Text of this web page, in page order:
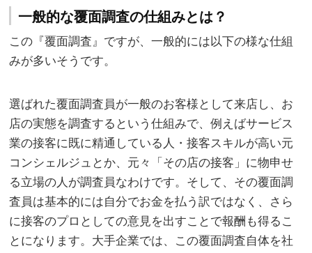
一般的な覆面調査の仕組みとは？
この『覆面調査』ですが、一般的には以下の様な仕組
みが多いそうです。
選ばれた覆面調査員が一般のお客様として来店し、お
店の実態を調査するという仕組みで、例えばサービス
業の接客に既に精通している人・接客スキルが高い元
コンシェルジュとか、元々「その店の接客」に物申せ
る立場の人が調査員なわけです。そして、その覆面調
査員は基本的には自分でお金を払う訳ではなく、さら
に接客のプロとしての意見を出すことで報酬も得るこ
とになります。大手企業では、この覆面調査自体を社